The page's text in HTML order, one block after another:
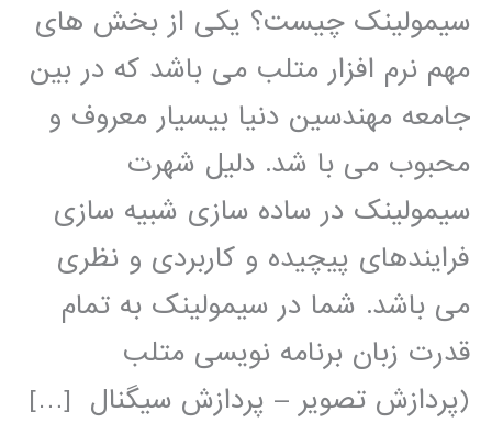
سیمولینک چیست؟ یکی از بخش های
مهم نرم افزار متلب می باشد که در بین
جامعه مهندسین دنیا بیسیار معروف و
محبوب می با شد. دلیل شهرت
سیمولینک در ساده سازی شبیه سازی
فرایندهای پیچیده و کاربردی و نظری
می باشد. شما در سیمولینک به تمام
قدرت زبان برنامه نویسی متلب
(پردازش تصویر – پردازش سیگنال […]